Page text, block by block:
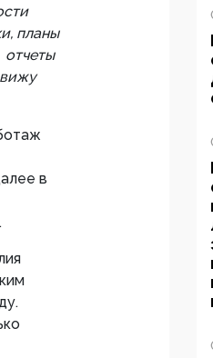
планы
отчеты
в